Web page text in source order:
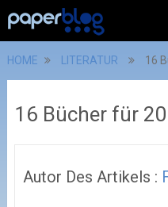
HOME LITERATUR 16
16 Bücher für
Autor Des Artikels :